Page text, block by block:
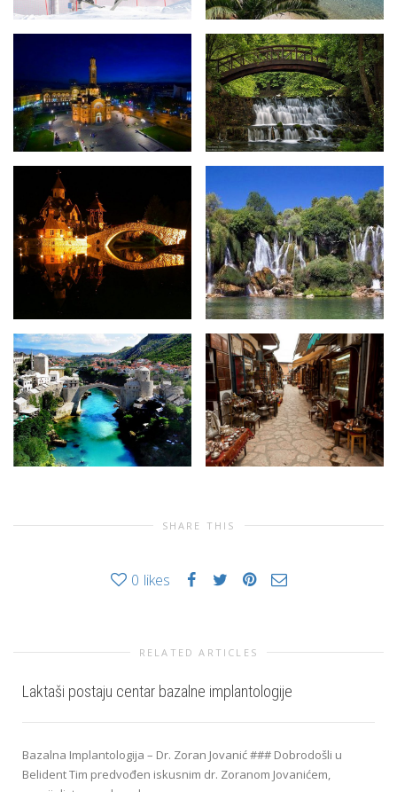
SHARE THIS
0 likes
RELATED ARTICLES
Laktaši postaju centar bazalne implantologije
Bazalna Implantologija – Dr. Zoran Jovanić ### Dobrodošli u
Belident Tim predvođen iskusnim dr. Zoranom Jovanićem,